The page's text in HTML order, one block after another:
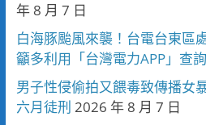
年 8 月 7 日
白海豚颱風來襲！台電台東區
籲多利用「台灣電力APP」查詢
男子性侵偷拍又餵毒致傳播女
六月徒刑 2026 年 8 月 7 日